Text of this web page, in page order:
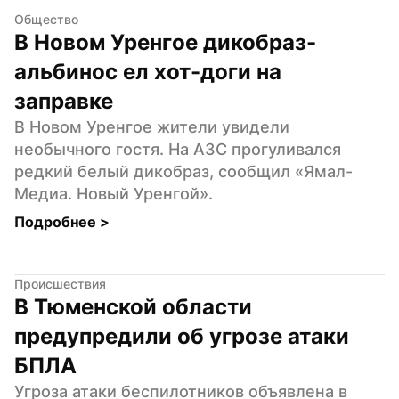
Общество
В Новом Уренгое дикобраз-
альбинос ел хот-доги на
заправке
В Новом Уренгое жители увидели
необычного гостя. На АЗС прогуливался
редкий белый дикобраз, сообщил «Ямал-
Медиа. Новый Уренгой».
Подробнее >
Происшествия
В Тюменской области
предупредили об угрозе атаки
БПЛА
Угроза атаки беспилотников объявлена в